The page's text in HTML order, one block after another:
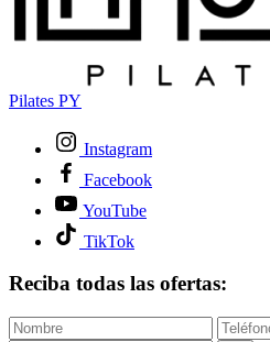
Pilates PY
Instagram
Facebook
YouTube
TikTok
Reciba todas las ofertas: